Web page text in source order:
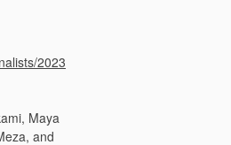
2023
Maya
and